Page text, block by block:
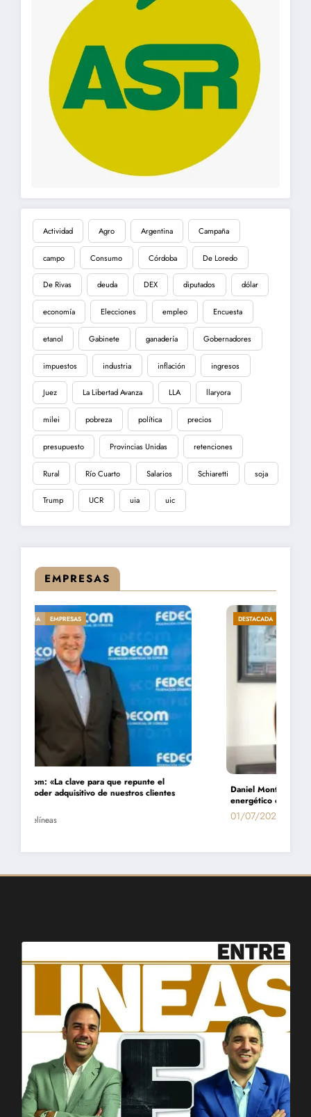
Actividad Agro Argentina Campaña
campo Consumo Córdoba De Loredo
De Rivas deuda DEX diputados dólar
economía Elecciones empleo Encuesta
etanol Gabinete ganadería Gobernadores
impuestos industria inflación ingresos
Juez La Libertad Avanza LLA llaryora
milei pobreza política precios
presupuesto Provincias Unidas retenciones
Rural Río Cuarto Salarios Schiaretti soja
Trump UCR uia uic
EMPRESAS
DESTACADA ECONOMÍA EMPRESAS
Daniel Montamat: «Todavía pagamos el costo del populismo
energético con los cortes de gas»
01/07/2026